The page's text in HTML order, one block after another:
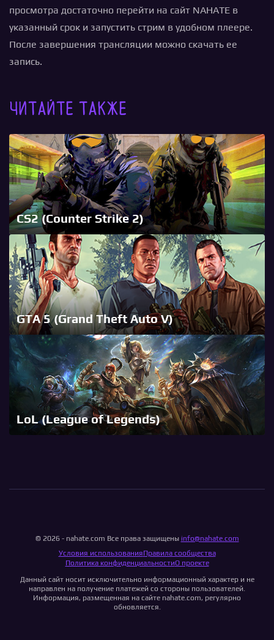
просмотра достаточно перейти на сайт NAHATE в
указанный срок и запустить стрим в удобном плеере.
После завершения трансляции можно скачать ее
запись.
Читайте также
CS2 (Counter Strike 2)
GTA 5 (Grand Theft Auto V)
LoL (League of Legends)
© 2026 - nahate.com Все права защищены info@nahate.com
Условия использованияПравила сообщества
Политика конфиденциальностиО проекте
Данный сайт носит исключительно информационный характер и не
направлен на получение платежей со стороны пользователей.
Информация, размещенная на сайте nahate.com, регулярно
обновляется.